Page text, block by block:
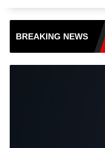
BREAKING NEWS
Nusantara
Nasional